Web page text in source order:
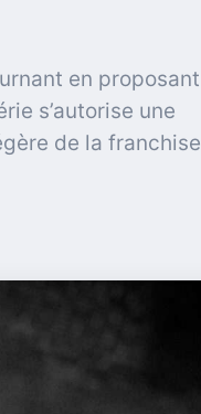
en proposant
s’autorise une
de la franchise